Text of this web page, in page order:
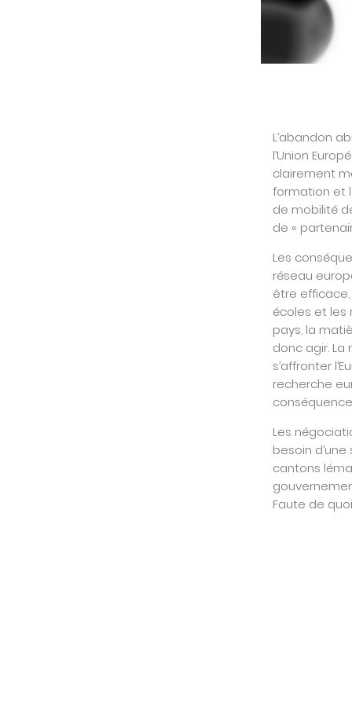
L’abandon
l’Union
clairement
formation et
de mobilité
de «
Les
réseau
être efficace,
écoles et les
pays, la
donc agir.
s’affronter
recherche
Les
besoin
cantons
Faute de